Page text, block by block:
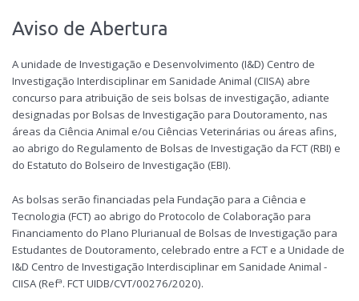
Aviso de Abertura
A unidade de Investigação e Desenvolvimento (I&D) Centro de
Investigação Interdisciplinar em Sanidade Animal (CIISA) abre
concurso para atribuição de seis bolsas de investigação, adiante
designadas por Bolsas de Investigação para Doutoramento, nas
áreas da Ciência Animal e/ou Ciências Veterinárias ou áreas afins,
ao abrigo do Regulamento de Bolsas de Investigação da FCT (RBI) e
do Estatuto do Bolseiro de Investigação (EBI).
As bolsas serão financiadas pela Fundação para a Ciência e
Tecnologia (FCT) ao abrigo do Protocolo de Colaboração para
Financiamento do Plano Plurianual de Bolsas de Investigação para
Estudantes de Doutoramento, celebrado entre a FCT e a Unidade de
I&D Centro de Investigação Interdisciplinar em Sanidade Animal -
CIISA (Refª. FCT UIDB/CVT/00276/2020).